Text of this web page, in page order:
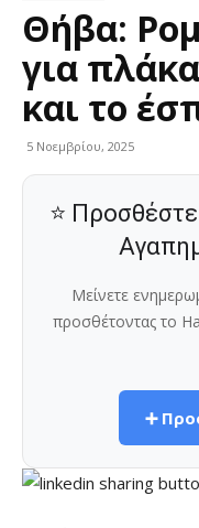
Θήβα:
για
και το
5 Νοεμβρίου, 2025
⭐
Μείνετε
προσθέτοντας το
➕